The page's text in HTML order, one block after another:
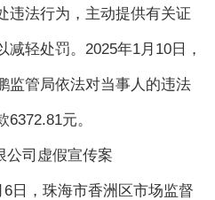
违法行为，主动提供有关证
轻处罚。2025年1月10日，
监管局依法对当事人的违法
元。
司虚假宣传案
，珠海市香洲区市场监督